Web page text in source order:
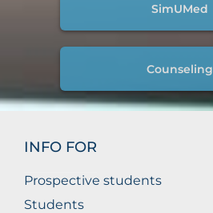
SimUMed
Counseling
INFO FOR
Prospective students
Students